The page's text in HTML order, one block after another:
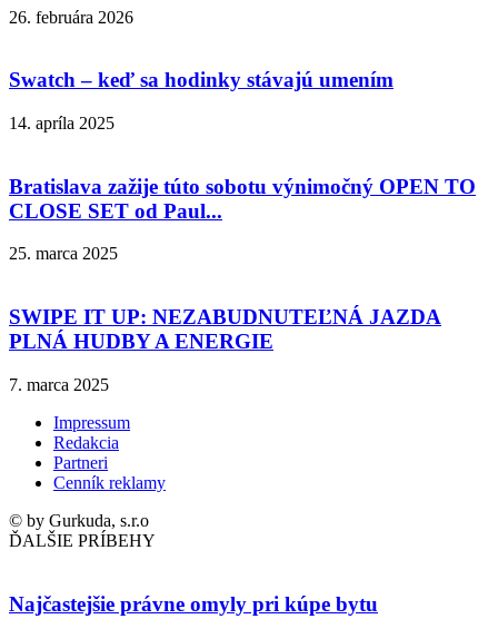
26. februára 2026
Swatch – keď sa hodinky stávajú umením
14. apríla 2025
Bratislava zažije túto sobotu výnimočný OPEN TO
CLOSE SET od Paul...
25. marca 2025
SWIPE IT UP: NEZABUDNUTEĽNÁ JAZDA
PLNÁ HUDBY A ENERGIE
7. marca 2025
Impressum
Redakcia
Partneri
Cenník reklamy
© by Gurkuda, s.r.o
ĎALŠIE PRÍBEHY
Najčastejšie právne omyly pri kúpe bytu